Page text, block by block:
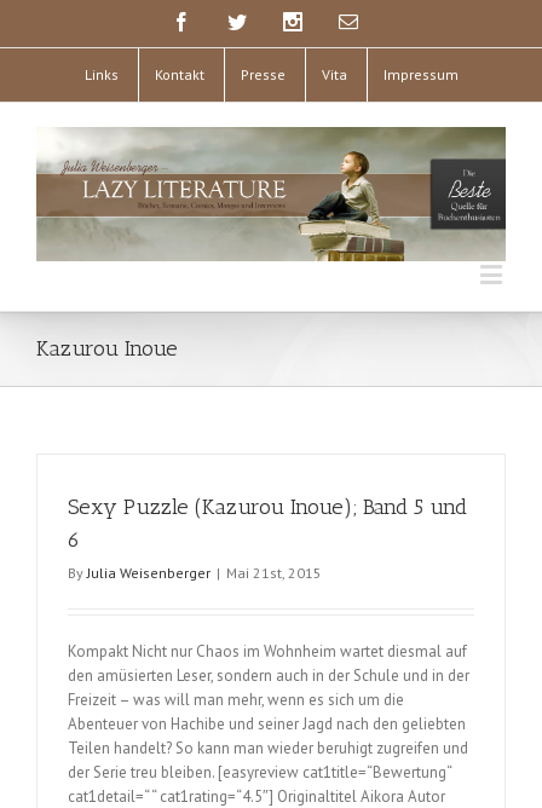
Links Kontakt Presse Vita Impressum
Kazurou Inoue
Sexy Puzzle (Kazurou Inoue); Band 5 und
6
ByJulia Weisenberger | Mai 21st, 2015
Kompakt Nicht nur Chaos im Wohnheim wartet diesmal auf
den amüsierten Leser, sondern auch in der Schule und in der
Freizeit – was will man mehr, wenn es sich um die
Abenteuer von Hachibe und seiner Jagd nach den geliebten
Teilen handelt? So kann man wieder beruhigt zugreifen und
der Serie treu bleiben. [easyreview cat1title=“Bewertung“
cat1detail=“ “ cat1rating=“4.5″] Originaltitel Aikora Autor